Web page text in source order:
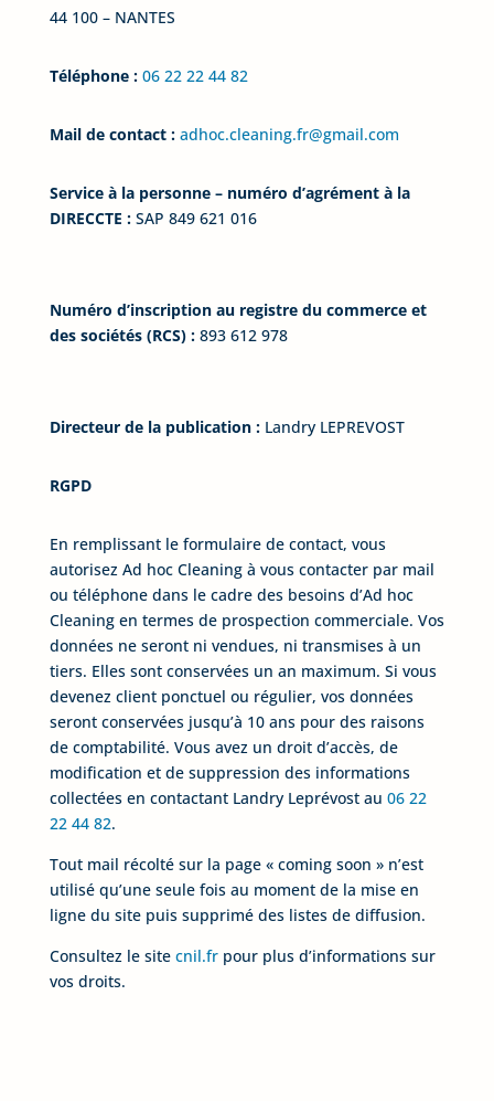
44 100 – NANTES
Téléphone : 06 22 22 44 82
Mail de contact : adhoc.cleaning.fr@gmail.com
Service à la personne – numéro d’agrément à la
DIRECCTE :SAP 849 621 016
Numéro d’inscription au registre du commerce et
des sociétés (RCS) : 893 612 978
Directeur de la publication :Landry LEPREVOST
RGPD
En remplissant le formulaire de contact, vous
autorisez Ad hoc Cleaning à vous contacter par mail
ou téléphone dans le cadre des besoins d’Ad hoc
Cleaning en termes de prospection commerciale. Vos
données ne seront ni vendues, ni transmises à un
tiers. Elles sont conservées un an maximum. Si vous
devenez client ponctuel ou régulier, vos données
seront conservées jusqu’à 10 ans pour des raisons
de comptabilité. Vous avez un droit d’accès, de
modification et de suppression des informations
collectées en contactant Landry Leprévost au 06 22
22 44 82.
Tout mail récolté sur la page « coming soon » n’est
utilisé qu’une seule fois au moment de la mise en
ligne du site puis supprimé des listes de diffusion.
Consultez le site cnil.frpour plus d’informations sur
vos droits.